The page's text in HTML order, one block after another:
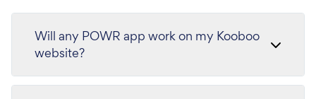
Will any POWR app work on my Kooboo
website?